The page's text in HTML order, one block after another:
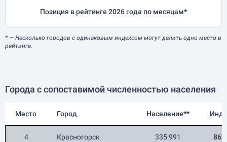
Позиция в рейтинге 2026 года по месяцам*
*— Несколько городов с одинаковым индексом могут делить одно место в
рейтинге.
Города с сопоставимой численностью населения
Место Город Население**
4 Красногорск 335 991